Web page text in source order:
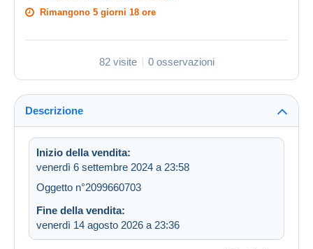
Rimangono 5 giorni 18 ore
82 visite 0 osservazioni
Descrizione
Inizio della vendita:
venerdì 6 settembre 2024 a 23:58
Oggetto n°2099660703
Fine della vendita:
venerdì 14 agosto 2026 a 23:36